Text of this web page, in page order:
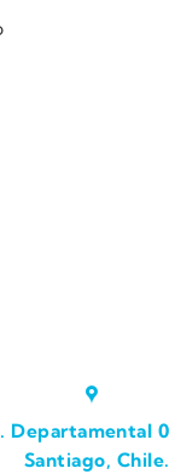
Departamental
Santiago, Chile.